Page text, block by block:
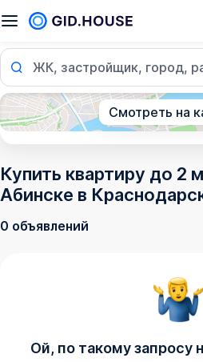
ЖК, застройщик, город,
Смотреть на
Купить квартиру до 2
Абинске в
0 объявлений
Ой, по такому запросу